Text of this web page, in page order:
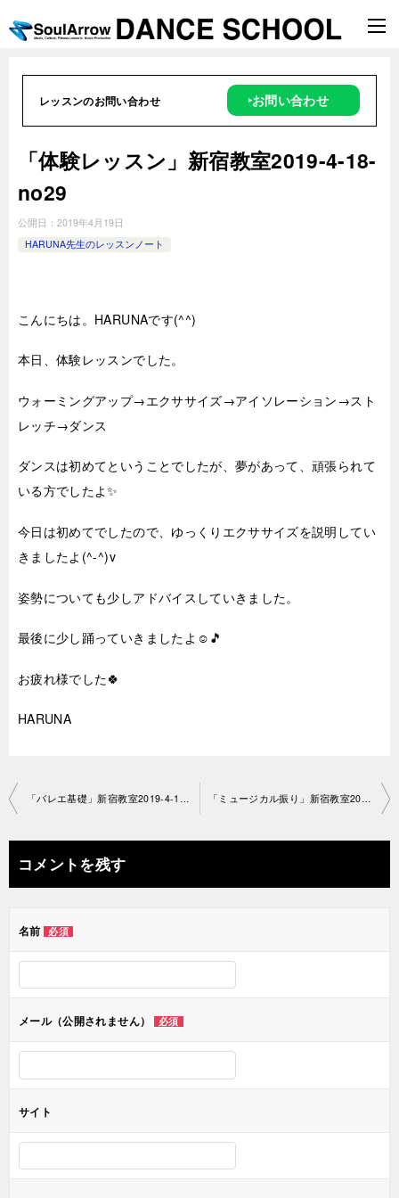
レッスンのお問い合わせ ‣お問い合わせ
「体験レッスン」新宿教室2019-4-18-
no29
公開日： 2019年4月19日
HARUNA先生のレッスンノート
こんにちは。HARUNAです(^^)
本日、体験レッスンでした。
ウォーミングアップ→エクササイズ→アイソレーション→スト
レッチ→ダンス
ダンスは初めてということでしたが、夢があって、頑張られて
いる方でしたよ✨
今日は初めてでしたので、ゆっくりエクササイズを説明してい
きましたよ(^-^)v
姿勢についても少しアドバイスしていきました。
最後に少し踊っていきましたよ☺🎵
お疲れ様でした🍀
HARUNA
投
ナ
ビ
ー
ン
コメントを残す
名前 必須
メール（公開されません） 必須
サイト